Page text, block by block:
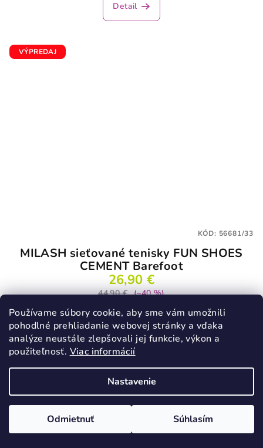
Používame súbory cookie, aby sme vám umožnili
pohodlné prehliadanie webovej stránky a vďaka
analýze neustále zlepšovali jej funkcie, výkon a
použiteľnosť. Viac informácií
Nastavenie
Odmietnuť Súhlasím
Detail
VÝPREDAJ
MILASH sieťované tenisky FUN SHOES
CEMENT Barefoot
26,90 €
44,90 € (–40 %)
33
Skladom
Priemerné
produktu
je
3,1
z
hviezdičiek.
KÓD: 56681/33
VÝPREDAJ